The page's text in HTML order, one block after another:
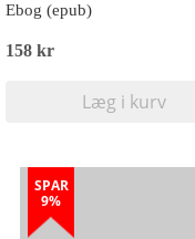
Ebog (epub)
158 kr
Læg i kurv
SPAR
9%